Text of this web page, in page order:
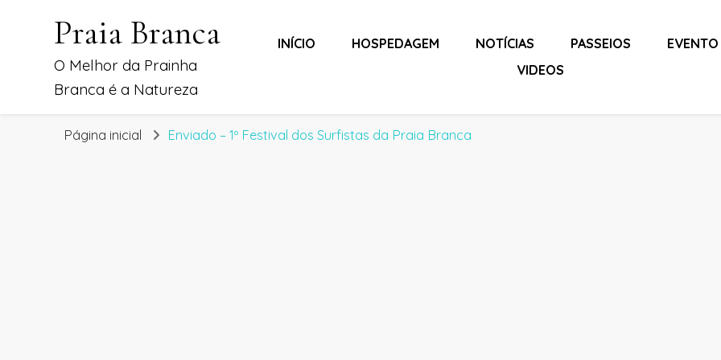
Praia Branca
O Melhor da Prainha
Branca é a Natureza
INÍCIO HOSPEDAGEM NOTÍCIAS PASSEIOS
EVENTO
VIDEOS
Página inicial Enviado – 1º Festival dos Surfistas da Praia Branca